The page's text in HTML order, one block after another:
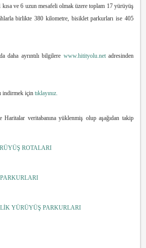
ve 6 uzun mesafeli olmak üzere toplam 17 yürüyüş
birlikte 380 kilometre, bisiklet parkurları ise 405
daha ayrıntılı bilgilere www.hitityolu.netadresinden
indirmek içintıklayınız.
Haritalar veritabanına yüklenmiş olup aşağıdan takip
ROTALARI
YÜRÜYÜŞ PARKURLARI